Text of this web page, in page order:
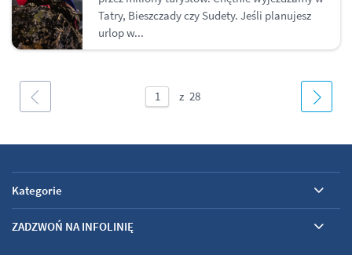
Tatry, Bieszczady czy Sudety. Jeśli planujesz
urlop w...
Kategorie
ZADZWOŃ NA INFOLINIĘ